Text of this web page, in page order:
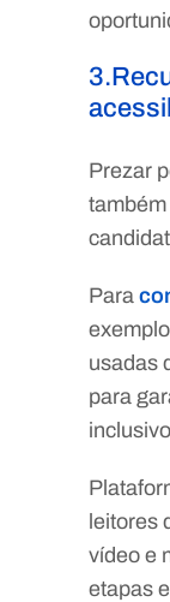
Prezar
Para
usadas
para
leitores
vídeo e
etapas